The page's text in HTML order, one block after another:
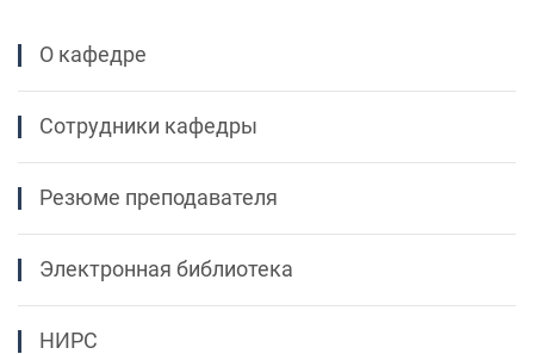
О кафедре
Сотрудники кафедры
Резюме преподавателя
Электронная библиотека
НИРС